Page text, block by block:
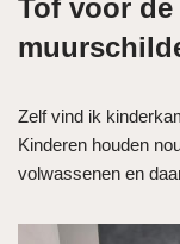
Tof voor
Zelf vind ik
Kinderen houden
volwassenen en